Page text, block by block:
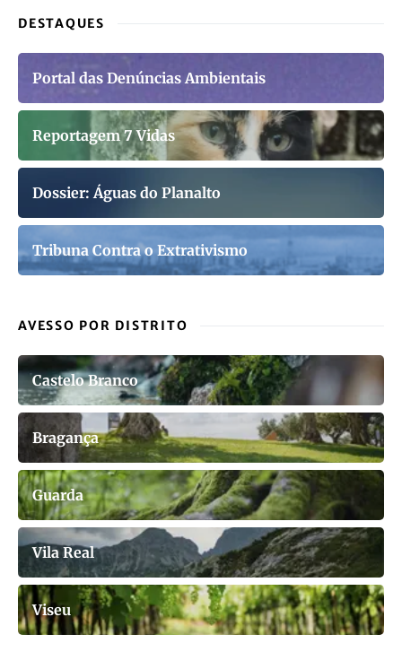
DESTAQUES
Portal das Denúncias Ambientais
Reportagem 7 Vidas
Dossier: Águas do Planalto
Tribuna Contra o Extrativismo
AVESSO POR DISTRITO
Castelo Branco
Bragança
Guarda
Vila Real
Viseu